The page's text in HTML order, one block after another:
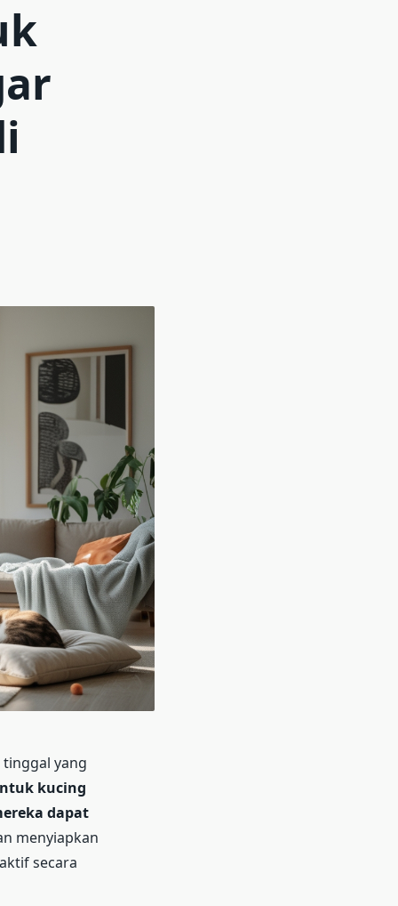
yang
kucing
dapat
menyiapkan
secara